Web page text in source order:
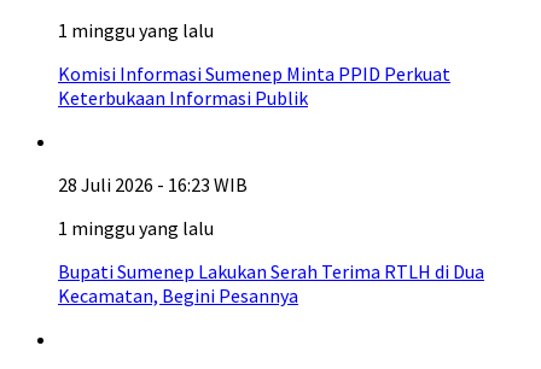
1 minggu yang lalu
Komisi Informasi Sumenep Minta PPID Perkuat
Keterbukaan Informasi Publik
28 Juli 2026 - 16:23 WIB
1 minggu yang lalu
Bupati Sumenep Lakukan Serah Terima RTLH di Dua
Kecamatan, Begini Pesannya